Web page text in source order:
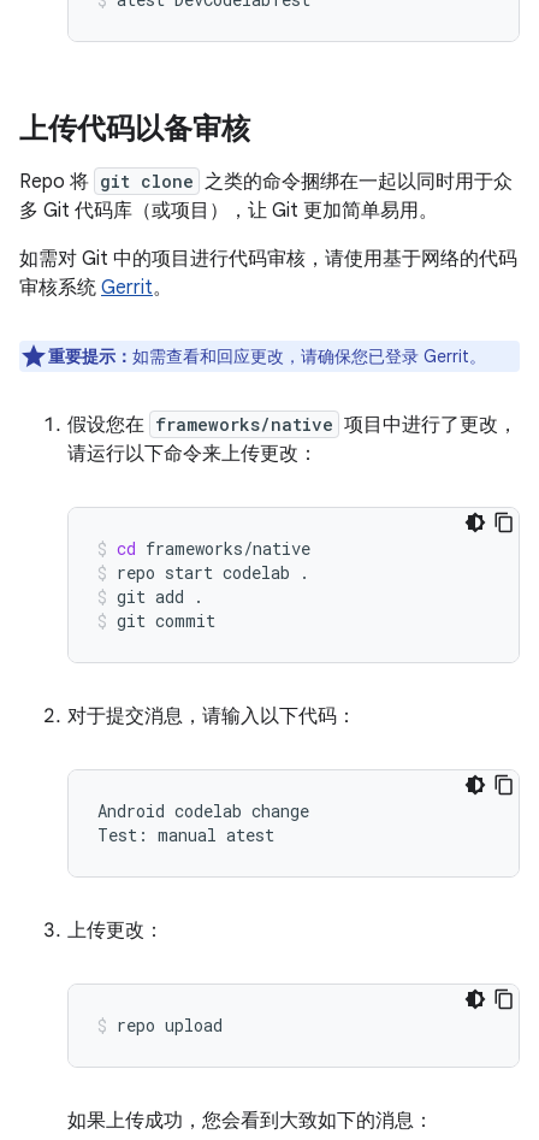
上传代码以备审核
Repo 将 git clone 之类的命令捆绑在一起以同时用于众
多 Git 代码库（或项目），让 Git 更加简单易用。
如需对 Git 中的项目进行代码审核，请使用基于网络的代码
审核系统 Gerrit。
重要提示： 如需查看和回应更改，请确保您已登录 Gerrit。
假设您在 frameworks/native 项目中进行了更改，
请运行以下命令来上传更改：
cd frameworks/native
repo start codelab
.
git add
.
git commit
对于提交消息，请输入以下代码：
Android codelab change
上传更改：
repo upload
如果上传成功，您会看到大致如下的消息：